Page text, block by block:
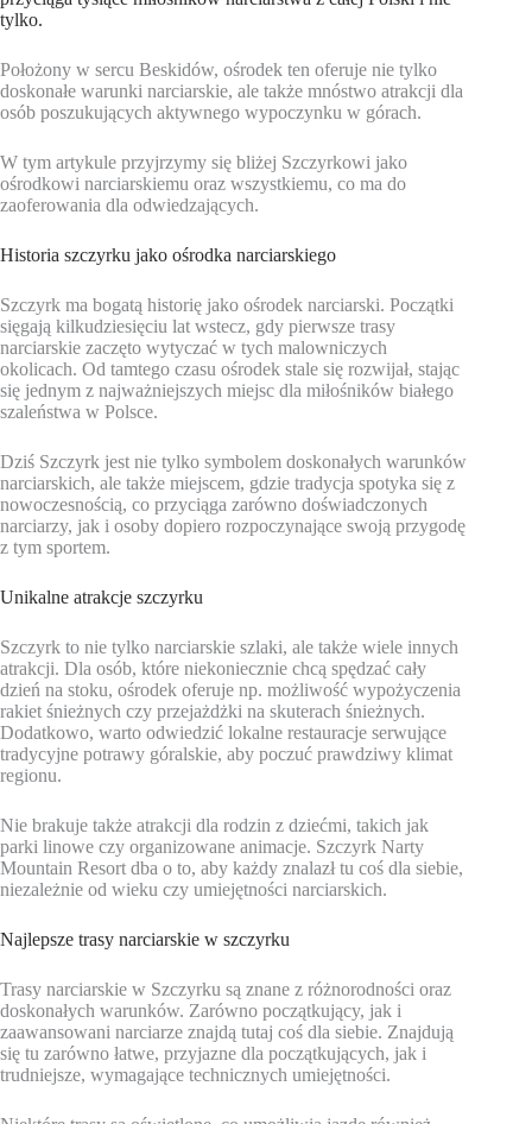
tylko.
Położony w sercu Beskidów, ośrodek ten oferuje nie tylko
doskonałe warunki narciarskie, ale także mnóstwo atrakcji dla
osób poszukujących aktywnego wypoczynku w górach.
W tym artykule przyjrzymy się bliżej Szczyrkowi jako
ośrodkowi narciarskiemu oraz wszystkiemu, co ma do
zaoferowania dla odwiedzających.
Historia szczyrku jako ośrodka narciarskiego
Szczyrk ma bogatą historię jako ośrodek narciarski. Początki
sięgają kilkudziesięciu lat wstecz, gdy pierwsze trasy
narciarskie zaczęto wytyczać w tych malowniczych
okolicach. Od tamtego czasu ośrodek stale się rozwijał, stając
się jednym z najważniejszych miejsc dla miłośników białego
szaleństwa w Polsce.
Dziś Szczyrk jest nie tylko symbolem doskonałych warunków
narciarskich, ale także miejscem, gdzie tradycja spotyka się z
nowoczesnością, co przyciąga zarówno doświadczonych
narciarzy, jak i osoby dopiero rozpoczynające swoją przygodę
z tym sportem.
Unikalne atrakcje szczyrku
Szczyrk to nie tylko narciarskie szlaki, ale także wiele innych
atrakcji. Dla osób, które niekoniecznie chcą spędzać cały
dzień na stoku, ośrodek oferuje np. możliwość wypożyczenia
rakiet śnieżnych czy przejażdżki na skuterach śnieżnych.
Dodatkowo, warto odwiedzić lokalne restauracje serwujące
tradycyjne potrawy góralskie, aby poczuć prawdziwy klimat
regionu.
Nie brakuje także atrakcji dla rodzin z dziećmi, takich jak
parki linowe czy organizowane animacje. Szczyrk Narty
Mountain Resort dba o to, aby każdy znalazł tu coś dla siebie,
niezależnie od wieku czy umiejętności narciarskich.
Najlepsze trasy narciarskie w szczyrku
Trasy narciarskie w Szczyrku są znane z różnorodności oraz
doskonałych warunków. Zarówno początkujący, jak i
zaawansowani narciarze znajdą tutaj coś dla siebie. Znajdują
się tu zarówno łatwe, przyjazne dla początkujących, jak i
trudniejsze, wymagające technicznych umiejętności.